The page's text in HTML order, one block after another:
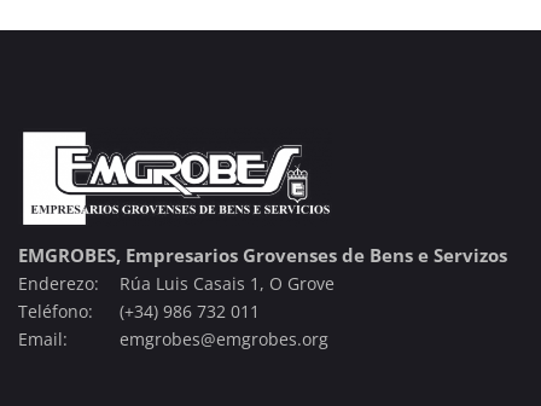
EMGROBES, Empresarios Grovenses de Bens e Servizos
Enderezo:
Rúa Luis Casais 1, O Grove
Teléfono:
(+34) 986 732 011
Email:
emgrobes@emgrobes.org